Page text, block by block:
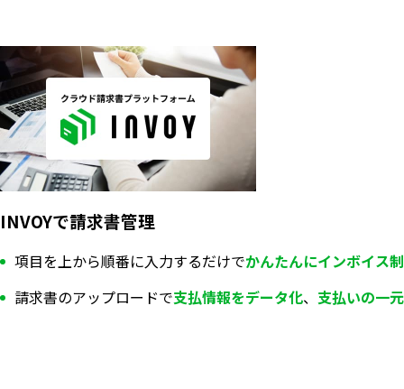
INVOYで請求書管理
項目を上から順番に入力するだけでかんたんにインボイス
請求書のアップロードで支払情報をデータ化、 支払いの一